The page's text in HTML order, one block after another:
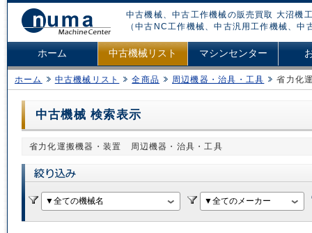
中古機械、中古工作機械の販売買取 大沼機
（中古NC工作機械、中古汎用工作機械、
ホーム 中古機械リスト マシンセンター
ホーム 中古機械リスト 全商品 周辺機器・治具・工具 省力化
中古機械 検索表示
省力化運搬機器・装置 周辺機器・治具・工具